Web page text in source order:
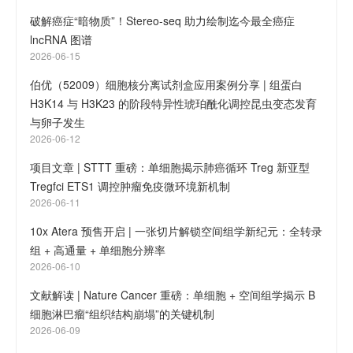
破解癌症“暗物质”！Stereo-seq 助力绘制迄今最全癌症
lncRNA 图谱
2026-06-15
伯优（52009）细胞核分离试剂盒应用案例分享 | 组蛋白
H3K14 与 H3K23 的阶段特异性琥珀酰化调控昆虫变态发育
与卵子发生
2026-06-12
项目文章 | STTT 重磅：单细胞揭示肺癌循环 Treg 新亚型
Tregfci ETS1 调控肿瘤免疫微环境新机制
2026-06-11
10x Atera 预售开启 | 一张切片解锁空间组学新纪元：全转录
组 + 高通量 + 单细胞分辨率
2026-06-10
文献解读 | Nature Cancer 重磅：单细胞 + 空间组学揭示 B
细胞淋巴瘤“组织结构崩塌”的关键机制
2026-06-09